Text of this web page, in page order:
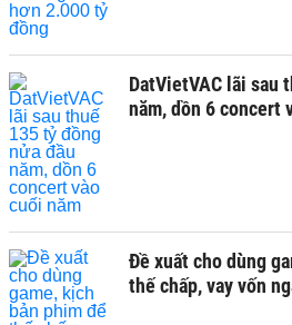
DatVietVAC lãi sau
năm, dồn 6 concert
Đề xuất cho dùng
thế chấp, vay vốn